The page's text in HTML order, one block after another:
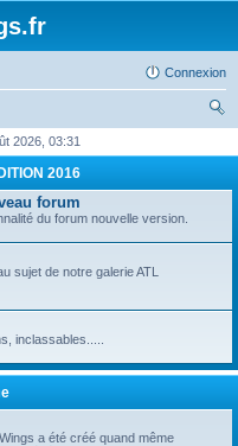
Connexion
ch
2026, 03:31
2016
forum
du forum nouvelle version.
sujet de notre galerie ATL
inclassables.....
a été créé quand même